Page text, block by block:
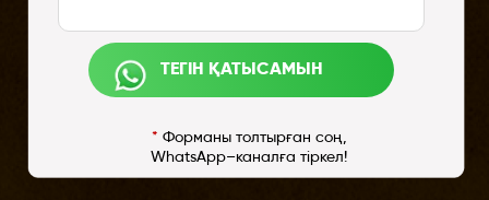
ТЕГІН ҚАТЫСАМЫН
* Форманы толтырған соң,
WhatsApp–каналға тіркел!